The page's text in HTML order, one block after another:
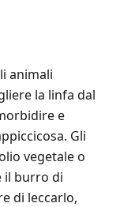
animali
la linfa dal
e
Gli
vegetale o
il burro di
di leccarlo,